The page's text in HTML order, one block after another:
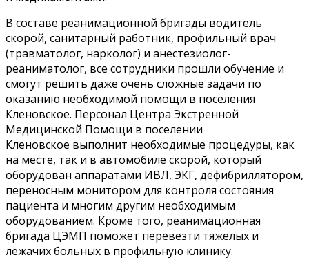
В составе реанимационной бригады водитель
скорой, санитарный работник, профильный врач
(травматолог, нарколог) и анестезиолог-
реаниматолог, все сотрудники прошли обучение и
смогут решить даже очень сложные задачи по
оказанию необходимой помощи в поселения
Кленовское. Персонал Центра Экстренной
Медицинской Помощи в поселении
Кленовское выполнит необходимые процедуры, как
на месте, так и в автомобиле скорой, который
оборудован аппаратами ИВЛ, ЭКГ, дефибриллятором,
переносным монитором для контроля состояния
пациента и многим другим необходимым
оборудованием. Кроме того, реанимационная
бригада ЦЭМП поможет перевезти тяжелых и
лежачих больных в профильную клинику.